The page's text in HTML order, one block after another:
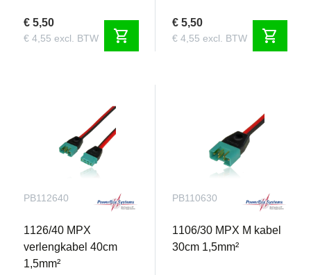
€ 5,50
€ 4,55 excl. BTW shopping_cart
€ 5,50
€ 4,55 excl. BTW shopping_cart
PB112640
1126/40 MPX
verlengkabel 40cm
1,5mm²
PB110630
1106/30 MPX M kabel
30cm 1,5mm²